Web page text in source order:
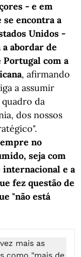
- e em
encontra a
Unidos -
abordar de
com a
, afirmando
a assumir
da
dos nossos
no
seja com
internacional e a
fez questão de
"não está